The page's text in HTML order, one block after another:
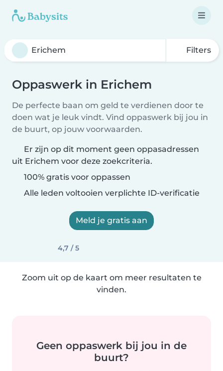
Filters
Oppaswerk in Erichem
De perfecte baan om geld te verdienen door te
doen wat je leuk vindt. Vind oppaswerk bij jou in
de buurt, op jouw voorwaarden.
Er zijn op dit moment geen oppasadressen
uit Erichem voor deze zoekcriteria.
100% gratis voor oppassen
Alle leden voltooien verplichte ID-verificatie
Meld je gratis aan
4,7 / 5
Zoom uit op de kaart om meer resultaten te
vinden.
Geen oppaswerk bij jou in de
buurt?